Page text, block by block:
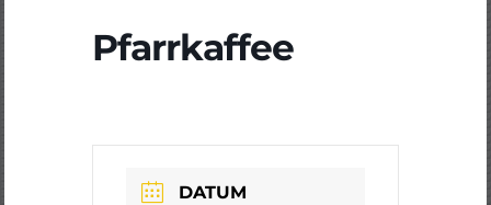
Pfarrkaffee
DATUM